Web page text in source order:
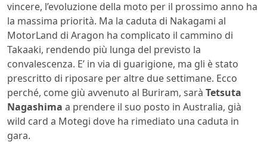
vincere, l’evoluzione della moto per il prossimo anno ha
la massima priorità. Ma la caduta di Nakagami al
MotorLand di Aragon ha complicato il cammino di
Takaaki, rendendo più lunga del previsto la
convalescenza. E’ in via di guarigione, ma gli è stato
prescritto di riposare per altre due settimane. Ecco
perché, come giù avvenuto al Buriram, sarà Tetsuta
Nagashima a prendere il suo posto in Australia, già
wild card a Motegi dove ha rimediato una caduta in
gara.